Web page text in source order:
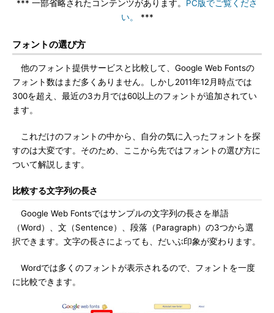
*** 一部省略されたコンテンツがあります。 PC版でご覧くださ
い。
***
フォントの選び方
他のフォント提供サービスと比較して、Google Web Fontsの
フォント数はまだ多くありません。しかし2011年12月時点では
300を超え、最近の3カ月では60以上のフォントが追加されてい
ます。
これだけのフォントの中から、自分の気に入ったフォントを探
すのは大変です。そのため、ここから先ではフォントの選び方に
ついて解説します。
比較する文字列の長さ
Google Web Fontsではサンプルの文字列の長さを単語
（Word）、文（Sentence）、段落（Paragraph）の3つから選
択できます。文字の長さによっても、だいぶ印象が変わります。
Wordでは多くのフォントが表示されるので、フォントを一度
に比較できます。